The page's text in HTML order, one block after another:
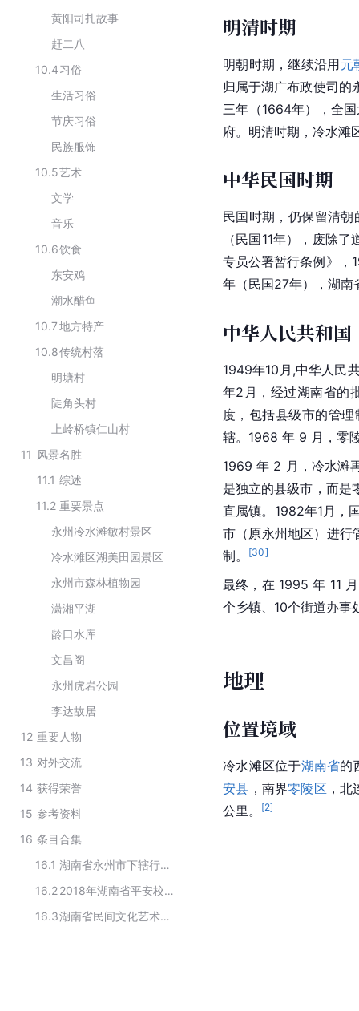
黄阳司扎故事
赶二八
10.4习俗
生活习俗
节庆习俗
民族服饰
10.5艺术
文学
音乐
10.6饮食
东安鸡
潮水醋鱼
10.7地方特产
10.8传统村落
明塘村
陡角头村
上岭桥镇仁山村
11 风景名胜
11.1 综述
11.2 重要景点
永州冷水滩敏村景区
冷水滩区湖美田园景区
永州市森林植物园
潇湘平湖
龄口水库
文昌阁
永州虎岩公园
李达故居
12 重要人物
13 对外交流
14 获得荣誉
15 参考资料
16 条目合集
16.1
湖南省永州市下辖行政区划
16.2
2018年湖南省平安校园建设先进县市区
16.3
湖南省民间文化艺术之乡
明清时期
明朝时期，继续沿用元
归属于湖广布政使司的
三年（1664年），全
府。明清时期，冷水滩
中华民国时期
民国时期 ，仍保留清
（民国11年），废除
专员公署暂行条例》，
年（民国27年），湖南
中华人民共和国
1949年10月,中华人民
年2月，经过湖南省的
度，包括县级市的管
辖。1968 年 9 月，零
1969 年 2 月，冷水滩
是独立的县级市，而是
直属镇。1982年1月，
市（原永州地区）进行
制。
[30]
最终，在 1995 年 11
个乡镇、10个街道办事
地理
位置境域
冷水滩区位于湖南省的
安县 ，南界零陵区 ，北
公里。
[2]